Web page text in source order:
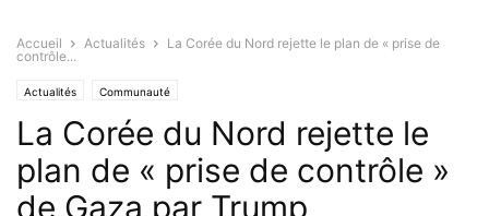
Accueil Actualités
La Corée du Nord rejette le plan de « prise de
contrôle...
Actualités Communauté
La Corée du Nord rejette le
plan de « prise de contrôle »
de Gaza par Trump